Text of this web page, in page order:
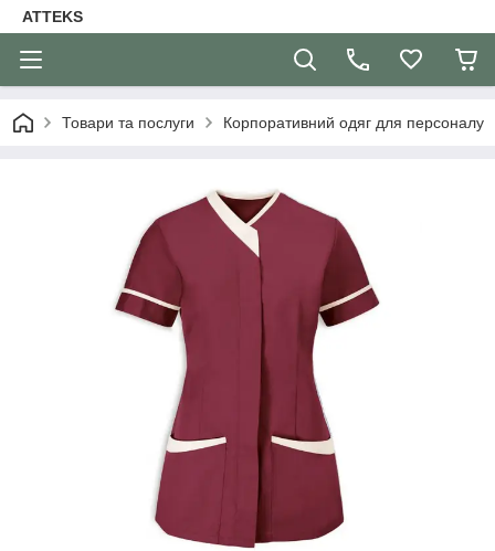
ATTEKS
Товари та послуги Корпоративний одяг для персоналу